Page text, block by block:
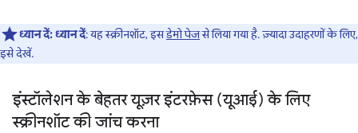
ध्यान दें:ध्यान दें: यह स्क्रीनशॉट, इसडेमो पेजसे लिया गया है. ज़्यादा उदाहरणों के लिए,
इसे देखें.
इंस्टॉलेशन के बेहतर यूज़र इंटरफ़ेस (यूआई) के लिए
स्क्रीनशॉट की जांच करना